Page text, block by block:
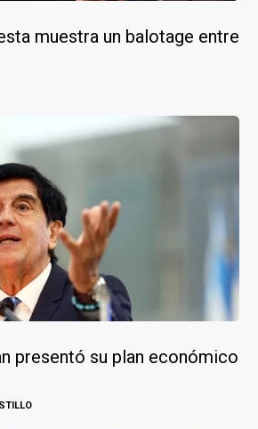
muestra un balotage entre
presentó su plan económico